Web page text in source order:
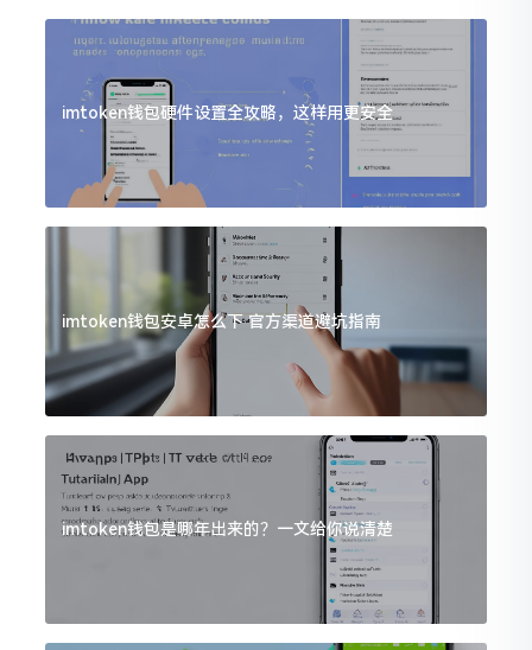
imtoken钱包硬件设置全攻略，这样用更安全
imtoken钱包安卓怎么下 官方渠道避坑指南
imtoken钱包是哪年出来的？一文给你说清楚